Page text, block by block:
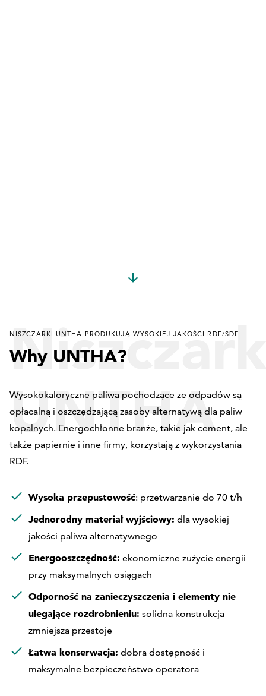
UNTHA
wysokiej
jakości
RDF/SDF
NISZCZARKI UNTHA PRODUKUJĄ WYSOKIEJ JAKOŚCI RDF/SDF
Why UNTHA?
Wysokokaloryczne paliwa pochodzące ze odpadów są
opłacalną i oszczędzającą zasoby alternatywą dla paliw
kopalnych. Energochłonne branże, takie jak cement, ale
także papiernie i inne firmy, korzystają z wykorzystania
RDF.
Wysoka przepustowość: przetwarzanie do 70 t/h
Jednorodny materiał wyjściowy: dla wysokiej
jakości paliwa alternatywnego
Energooszczędność: ekonomiczne zużycie energii
przy maksymalnych osiągach
Odporność na zanieczyszczenia i elementy nie
ulegające rozdrobnieniu: solidna konstrukcja
zmniejsza przestoje
Łatwa konserwacja: dobra dostępność i
maksymalne bezpieczeństwo operatora